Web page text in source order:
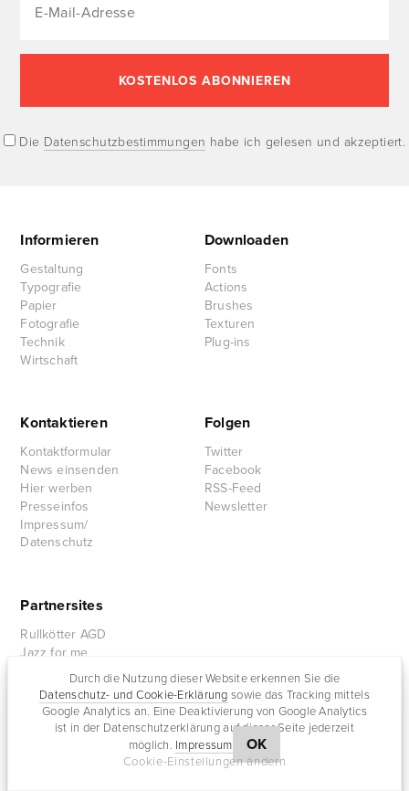
Durch die Nutzung dieser Website erkennen Sie die
Datenschutz- und Cookie-Erklärung sowie das Tracking mittels
Google Analytics an. Eine Deaktivierung von Google Analytics
ist in der Datenschutzerklärung auf dieser Seite jederzeit
möglich. Impressum OK
Cookie-Einstellungen ändern
Die Datenschutzbestimmungen habe ich gelesen und akzeptiert.
Informieren
Gestaltung
Typografie
Papier
Fotografie
Technik
Wirtschaft
Downloaden
Fonts
Actions
Brushes
Texturen
Plug-ins
Kontaktieren
Kontaktformular
News einsenden
Hier werben
Presseinfos
Impressum/
Datenschutz
Folgen
Twitter
Facebook
RSS-Feed
Newsletter
Partnersites
Rullkötter AGD
Jazz for me